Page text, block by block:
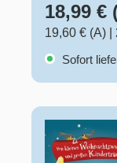
18,99 €
19,60 € (A)
Sofort
Von